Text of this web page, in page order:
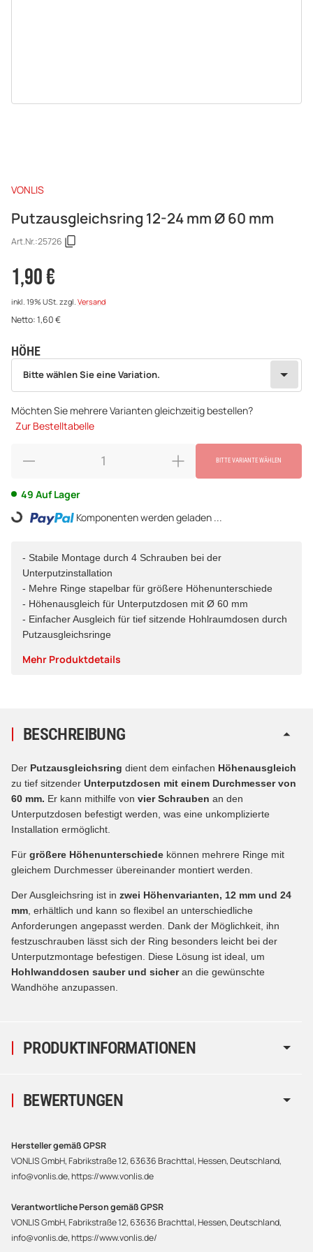
VONLIS
Putzausgleichsring 12-24 mm Ø 60 mm
Art.Nr.:25726
1,90 €
inkl. 19% USt. zzgl. Versand
Netto:1,60€
HÖHE
wählen
Bitte wählen Sie eine Variation.
Möchten Sie mehrere Varianten gleichzeitig bestellen?
Zur Bestelltabelle
BITTE VARIANTE WÄHLEN
49 Auf Lager
Loading... Komponenten werden geladen ...
- Stabile Montage durch 4 Schrauben bei der
Unterputzinstallation
- Mehre Ringe stapelbar für größere Höhenunterschiede
- Höhenausgleich für Unterputzdosen mit Ø 60 mm
- Einfacher Ausgleich für tief sitzende Hohlraumdosen durch
Putzausgleichsringe
Mehr Produktdetails
PRODUKTINFORMATIONEN
BESCHREIBUNG
Der Putzausgleichsring dient dem einfachen Höhenausgleich
zu tief sitzender Unterputzdosen mit einem Durchmesser von
60 mm. Er kann mithilfe von vier Schrauben an den
Unterputzdosen befestigt werden, was eine unkomplizierte
Installation ermöglicht.
Für größere Höhenunterschiede können mehrere Ringe mit
gleichem Durchmesser übereinander montiert werden.
Der Ausgleichsring ist in zwei Höhenvarianten, 12 mm und 24
mm , erhältlich und kann so flexibel an unterschiedliche
Anforderungen angepasst werden. Dank der Möglichkeit, ihn
festzuschrauben lässt sich der Ring besonders leicht bei der
Unterputzmontage befestigen. Diese Lösung ist ideal, um
Hohlwanddosen sauber und sicheran die gewünschte
Wandhöhe anzupassen.
BEWERTUNGEN
Hersteller gemäß GPSR
VONLIS GmbH, Fabrikstraße 12, 63636 Brachttal, Hessen, Deutschland,
info@vonlis.de, https://www.vonlis.de
Verantwortliche Person gemäß GPSR
VONLIS GmbH, Fabrikstraße 12, 63636 Brachttal, Hessen, Deutschland,
info@vonlis.de, https://www.vonlis.de/